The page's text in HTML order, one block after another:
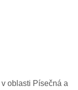
oblasti Písečná a